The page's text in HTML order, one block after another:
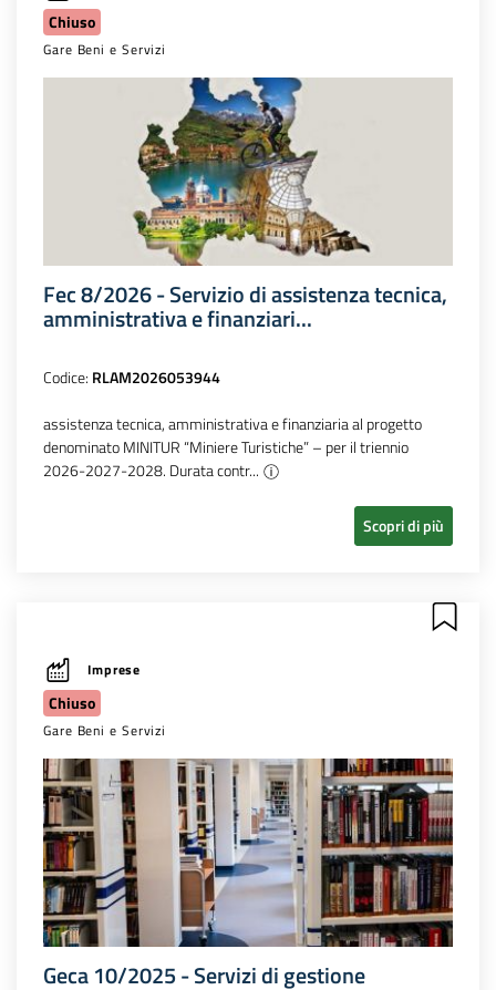
Chiuso
Gare Beni e Servizi
Fec 8/2026 - Servizio di assistenza tecnica,
amministrativa e finanziari...
Codice: RLAM2026053944
assistenza tecnica, amministrativa e finanziaria al progetto
denominato MINITUR “Miniere Turistiche” – per il triennio
2026-2027-2028. Durata contr...
Scopri di più
Imprese
Chiuso
Gare Beni e Servizi
Geca 10/2025 - Servizi di gestione